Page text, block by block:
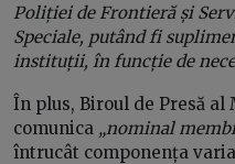
Poliției de Frontieră și
Speciale, putând fi
instituții, în funcție de
În plus, Biroul de Presă al
comunica „nominal
întrucât componența